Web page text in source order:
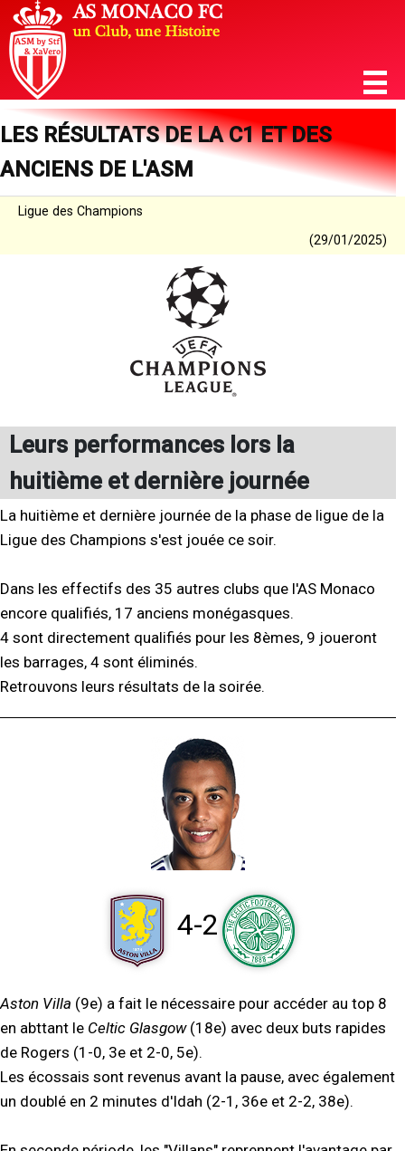
LES RÉSULTATS DE LA C1 ET DES
ANCIENS DE L'ASM
Ligue des Champions
(29/01/2025)
Leurs performances lors la
huitième et dernière journée
La huitième et dernière journée de la phase de ligue de la
Ligue des Champions s'est jouée ce soir.
Dans les effectifs des 35 autres clubs que l'AS Monaco
encore qualifiés, 17 anciens monégasques.
4 sont directement qualifiés pour les 8èmes, 9 joueront
les barrages, 4 sont éliminés.
Retrouvons leurs résultats de la soirée.
4-2
Aston Villa (9e) a fait le nécessaire pour accéder au top 8
en abttant le Celtic Glasgow(18e) avec deux buts rapides
de Rogers (1-0, 3e et 2-0, 5e).
Les écossais sont revenus avant la pause, avec également
un doublé en 2 minutes d'Idah (2-1, 36e et 2-2, 38e).